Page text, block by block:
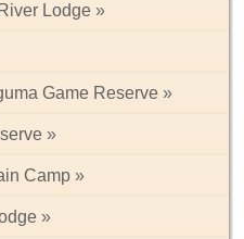
Lodge
Game Reserve
Camp